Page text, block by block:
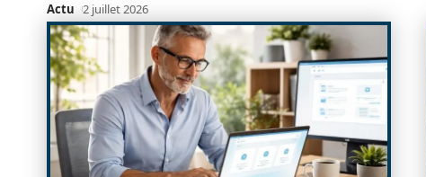
Actu 2 juillet 2026